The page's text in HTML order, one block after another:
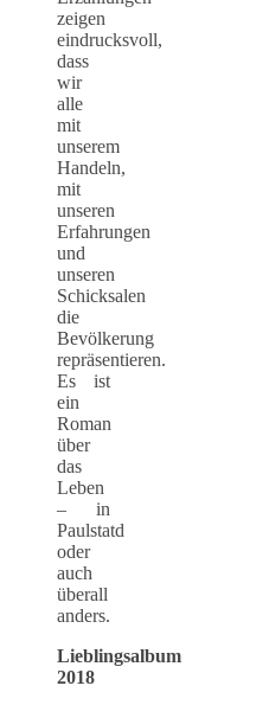
zeigen
eindrucksvoll,
dass
wir
alle
mit
unserem
Handeln,
mit
unseren
Erfahrungen
und
unseren
Schicksalen
die
Bevölkerung
repräsentieren.
Es ist
ein
Roman
über
das
Leben
– in
Paulstatd
oder
auch
überall
anders.
Lieblingsalbum
2018